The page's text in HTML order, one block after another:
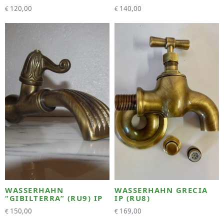
€ 120,00 € 140,00
WASSERHAHN
“GIBILTERRA” (RU9) IP
€ 150,00
WASSERHAHN GRECIA
IP (RU8)
€ 169,00